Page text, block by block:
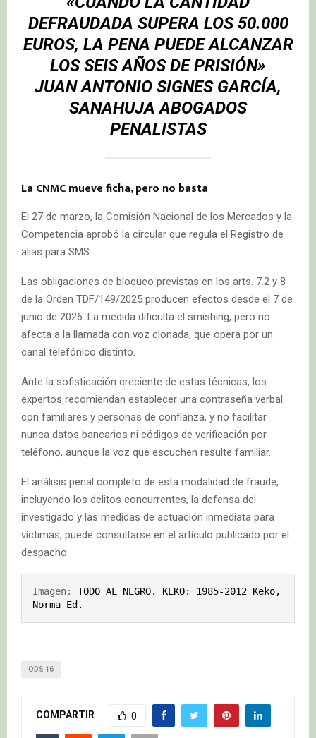
DEFRAUDADA SUPERA LOS 50.000
EUROS, LA PENA PUEDE ALCANZAR
LOS SEIS AÑOS DE PRISIÓN»
JUAN ANTONIO SIGNES GARCÍA,
SANAHUJA ABOGADOS
PENALISTAS
La CNMC mueve ficha, pero no basta
El 27 de marzo, la Comisión Nacional de los Mercados y la
Competencia aprobó la circular que regula el Registro de
alias para SMS.
Las obligaciones de bloqueo previstas en los arts. 7.2 y 8
de la Orden TDF/149/2025 producen efectos desde el 7 de
junio de 2026. La medida dificulta el smishing, pero no
afecta a la llamada con voz clonada, que opera por un
canal telefónico distinto.
Ante la sofisticación creciente de estas técnicas, los
expertos recomiendan establecer una contraseña verbal
con familiares y personas de confianza, y no facilitar
nunca datos bancarios ni códigos de verificación por
teléfono, aunque la voz que escuchen resulte familiar.
El análisis penal completo de esta modalidad de fraude,
incluyendo los delitos concurrentes, la defensa del
investigado y las medidas de actuación inmediata para
víctimas, puede consultarse en el artículo publicado por el
despacho.
Imagen: TODO AL NEGRO. KEKO: 1985-2012 Keko,
Norma Ed.
ODS 16
COMPARTIR 0